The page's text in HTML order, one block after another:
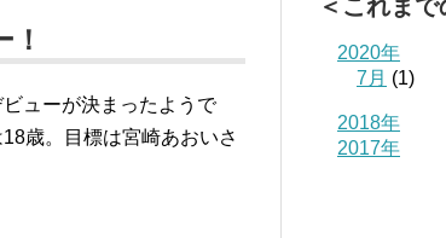
ューが決まったようで
歳。目標は宮崎あおいさ
＜これまで
2020年
7月 (1)
2018年
2017年